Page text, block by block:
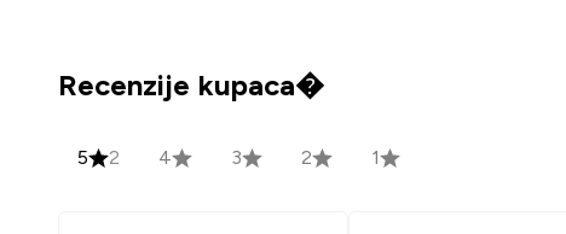
Recenzije kupaca�
5 2 4 3 2 1